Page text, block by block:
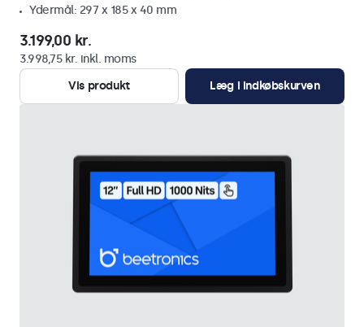
Ydermål: 297 x 185 x 40 mm
3.199,00 kr.
3.998,75 kr. inkl. moms
Vis produkt
Læg i indkøbskurven